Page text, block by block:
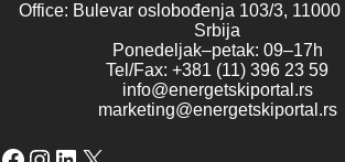
Office: Bulevar oslobođenja 103/3, 11000
Srbija
Ponedeljak–petak: 09–17h
Tel/Fax: +381 (11) 396 23 59
info@energetskiportal.rs
marketing@energetskiportal.rs